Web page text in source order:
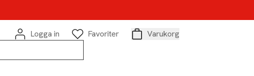
Logga in
Favoriter
Varukorg